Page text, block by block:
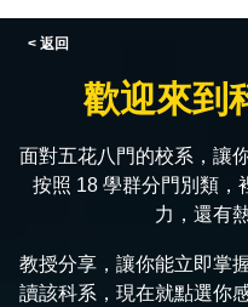
< 返回
歡迎來到
面對五花八門的校系，讓
按照 18 學群分門別類，
力，還有
教授分享，讓你能立即掌
讀該科系，現在就點選你